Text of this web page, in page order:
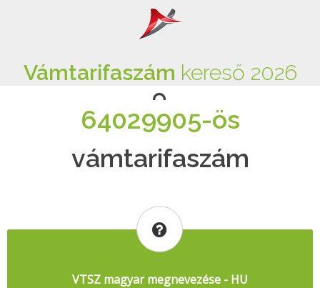
Vámtarifaszám kereső 2026
64029905-ös
vámtarifaszám
VTSZ magyar megnevezése - HU